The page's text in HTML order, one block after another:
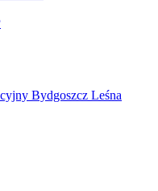
Bydgoszcz Leśna